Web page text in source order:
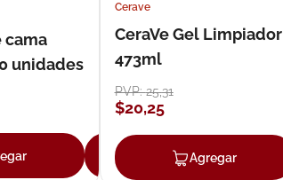
cama
unidades
Agregar
Cerave
CeraVe Gel Limpiador
473ml
PVP:25,31
$20,25
Agregar